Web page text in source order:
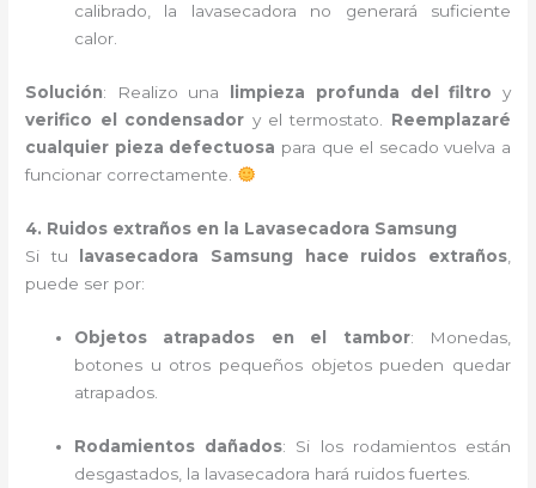
calibrado, la lavasecadora no generará suficiente
calor.
Solución: Realizo una limpieza profunda del filtro y
verifico el condensador y el termostato. Reemplazaré
cualquier pieza defectuosa para que el secado vuelva a
funcionar correctamente.
4. Ruidos extraños en la Lavasecadora Samsung
Si tu
lavasecadora Samsung hace ruidos extraños,
puede ser por:
Objetos atrapados en el tambor: Monedas,
botones u otros pequeños objetos pueden quedar
atrapados.
Rodamientos dañados: Si los rodamientos están
desgastados, la lavasecadora hará ruidos fuertes.